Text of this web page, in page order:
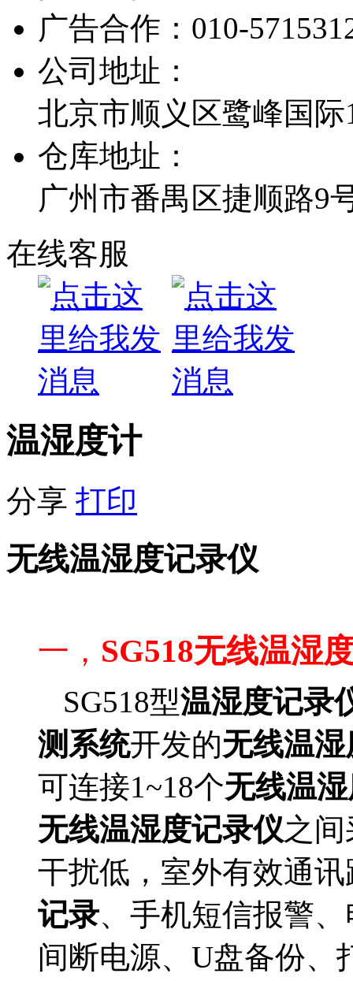
广告合作： 010-
公司地址：
北京市顺义区鹭峰国际
仓库地址：
广州市番禺区捷顺路9
在线客服
温湿度计
分享 打印
无线温湿度记录仪
一， SG518无线温湿
SG518型温湿度记录
测系统开发的无线温
可连接1~18个无线温
无线温湿度记录仪之
干扰低，室外有效通
记录、手机短信报警
间断电源、U盘备份、